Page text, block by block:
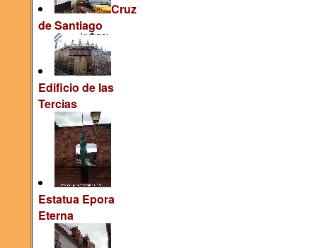
Cruz
de Santiago
Edificio de las
Tercias
Estatua Epora
Eterna